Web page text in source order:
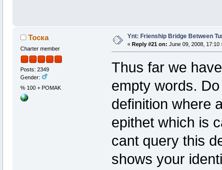
Тоска
Charter member
Posts: 2349
Gender:
% 100 + POMAK
Ynt: Frienship Bridge Between
« Reply #21 on: June 09, 2008, 17:10
Thus far we
empty words.
definition where
epithet which is
cant query this
shows your